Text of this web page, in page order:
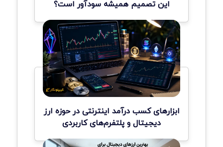
این تصمیم همیشه سودآور است؟
ابزارهای کسب درآمد اینترنتی در حوزه ارز
دیجیتال و پلتفرم‌های کاربردی